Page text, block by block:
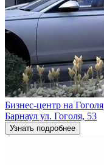
Бизнес-центр на Гоголя
Барнаул ул. Гоголя, 53
Узнать подробнее